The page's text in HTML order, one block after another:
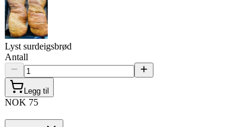
Lyst surdeigsbrød
Antall
Legg til
NOK 75